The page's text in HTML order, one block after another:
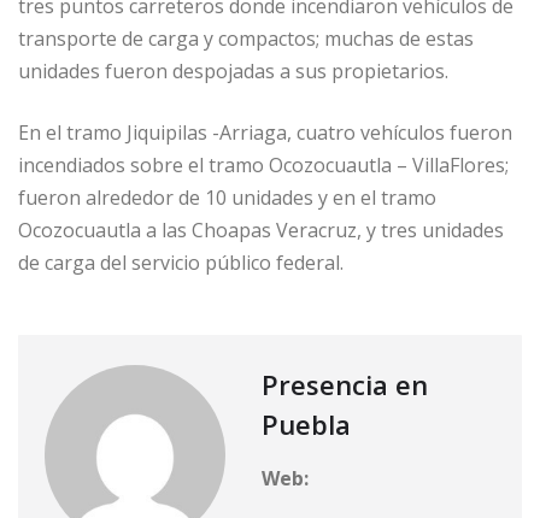
tres puntos carreteros donde incendiaron vehículos de
transporte de carga y compactos; muchas de estas
unidades fueron despojadas a sus propietarios.
En el tramo Jiquipilas -Arriaga, cuatro vehículos fueron
incendiados sobre el tramo Ocozocuautla – VillaFlores;
fueron alrededor de 10 unidades y en el tramo
Ocozocuautla a las Choapas Veracruz, y tres unidades
de carga del servicio público federal.
Presencia en
Puebla
Web: